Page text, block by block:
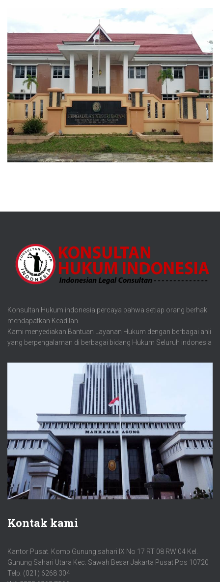
Konsultan Hukum indonesia percaya bahwa setiap orang berhak
mendapatkan Keadilan.
Kami menyediakan Bantuan Layanan Hukum dengan berbagai ahli
yang berpengalaman di berbagai bidang Hukum Seluruh indonesia
Kontak kami
Kantor Pusat. Komp Gunung sahari IX No 17 RT 08 RW 04 Kel.
Gunung Sahari Utara Kec. Sawah Besar Jakarta Pusat Pos 10720
Telp: (021) 6268 304